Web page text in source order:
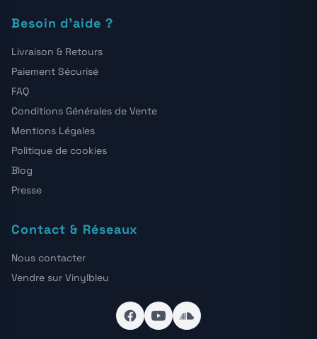
Besoin d'aide ?
Livraison & Retours
Paiement Sécurisé
FAQ
Conditions Générales de Vente
Mentions Légales
Politique de cookies
Blog
Presse
Contact & Réseaux
Nous contacter
Vendre sur Vinylbleu